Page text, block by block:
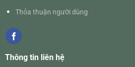
Thỏa thuận người dùng
Thông tin liên hệ